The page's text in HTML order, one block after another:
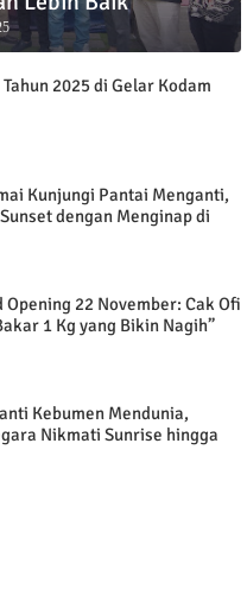
2025 di Gelar Kodam
Kunjungi Pantai Menganti,
dengan Menginap di
22 November: Cak Ofi
1 Kg yang Bikin Nagih”
Kebumen Mendunia,
Nikmati Sunrise hingga